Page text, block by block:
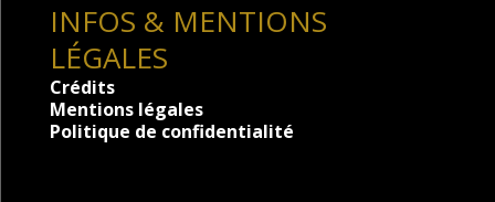
INFOS & MENTIONS
LÉGALES
Crédits
Mentions légales
Politique de confidentialité